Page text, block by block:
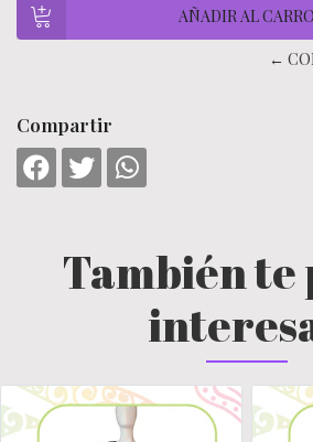
←
Compartir
También te